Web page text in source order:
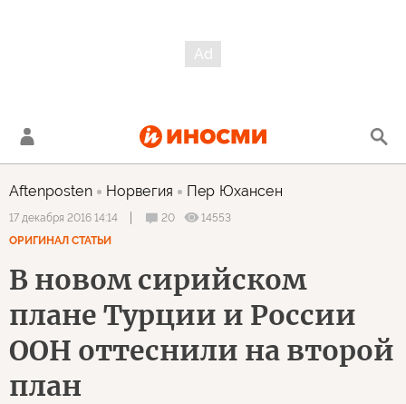
Aftenposten Норвегия Пер Юхансен
17 декабря 2016 14:14 20
14553
ОРИГИНАЛ СТАТЬИ
В новом сирийском
плане Турции и России
ООН оттеснили на второй
план